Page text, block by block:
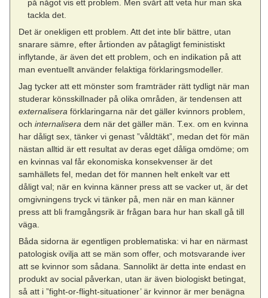
på något vis ett problem. Men svårt att veta hur man ska
tackla det.
Det är onekligen ett problem. Att det inte blir bättre, utan
snarare sämre, efter årtionden av påtagligt feministiskt
inflytande, är även det ett problem, och en indikation på att
man eventuellt använder felaktiga förklaringsmodeller.
Jag tycker att ett mönster som framträder rätt tydligt när man
studerar könsskillnader på olika områden, är tendensen att
externalisera förklaringarna när det gäller kvinnors problem,
ochinternalisera dem när det gäller män. T.ex. om en kvinna
har dåligt sex, tänker vi genast ”våldtäkt”, medan det för män
nästan alltid är ett resultat av deras eget dåliga omdöme; om
en kvinnas val får ekonomiska konsekvenser är det
samhällets fel, medan det för mannen helt enkelt var ett
dåligt val; när en kvinna känner press att se vacker ut, är det
omgivningens tryck vi tänker på, men när en man känner
press att bli framgångsrik är frågan bara hur han skall gå till
väga.
Båda sidorna är egentligen problematiska: vi har en närmast
patologisk ovilja att se män som offer, och motsvarande iver
att se kvinnor som sådana. Sannolikt är detta inte endast en
produkt av social påverkan, utan är även biologiskt betingat,
så att i ”fight-or-flight-situationer’ är kvinnor är mer benägna